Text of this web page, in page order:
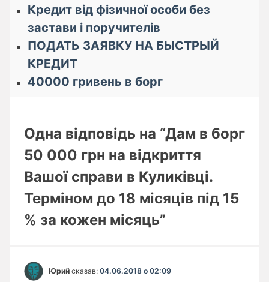
Кредит від фізичної особи без
застави і поручителів
ПОДАТЬ ЗАЯВКУ НА БЫСТРЫЙ
КРЕДИТ
40000 гривень в борг
Одна відповідь на “Дам в борг
50 000 грн на відкриття
Вашої справи в Куликівці.
Терміном до 18 місяців під 15
% за кожен місяць”
Юрий сказав: 04.06.2018 о 02:09